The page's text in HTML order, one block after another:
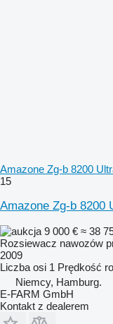
Amazone Zg-b 8200
15
Amazone Zg-b 8200
9 000 € ≈ 38
Rozsiewacz nawozów
2009
Liczba osi 1 Prędkość
Niemcy, Hamburg.
E-FARM GmbH
Kontakt z dealerem